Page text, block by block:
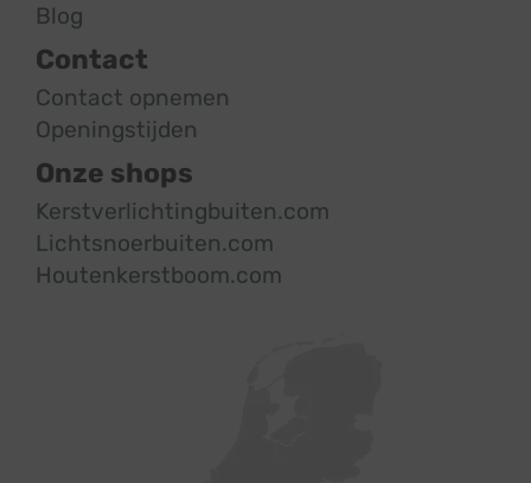
Blog
Contact
Contact opnemen
Openingstijden
Onze shops
Kerstverlichtingbuiten.com
Lichtsnoerbuiten.com
Houtenkerstboom.com